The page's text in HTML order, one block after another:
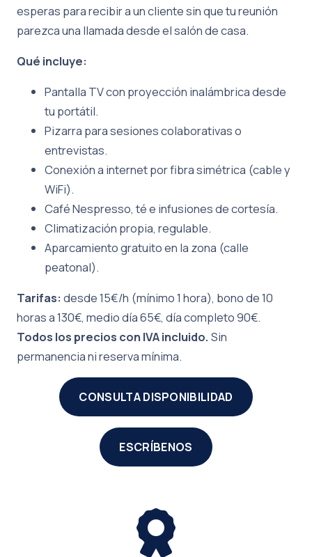
esperas para recibir a un cliente sin que tu reunión
parezca una llamada desde el salón de casa.
Qué incluye:
Pantalla TV con proyección inalámbrica desde
tu portátil.
Pizarra para sesiones colaborativas o
entrevistas.
Conexión a internet por fibra simétrica (cable y
WiFi).
Café Nespresso, té e infusiones de cortesía.
Climatización propia, regulable.
Aparcamiento gratuito en la zona (calle
peatonal).
Tarifas: desde 15€/h (mínimo 1 hora), bono de 10
horas a 130€, medio día 65€, día completo 90€.
Todos los precios con IVA incluido. Sin
permanencia ni reserva mínima.
CONSULTA DISPONIBILIDAD
ESCRÍBENOS